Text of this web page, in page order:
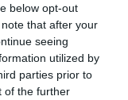
below opt-out
that after your
seeing
utilized by
parties prior to
of the further
egyik légiutas-
személyzet
kísérő volt,